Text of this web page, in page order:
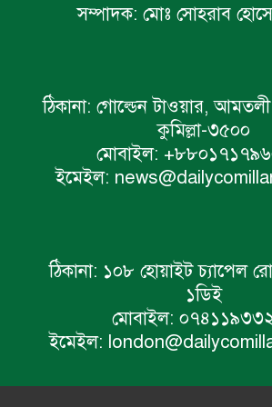
সম্পাদক: মোঃ সোহরাব
ঠিকানা: গোল্ডেন টাওয়ার,
কুমিল্লা-৩৫০০
মোবাইল:
ইমেইল:
ঠিকানা: ১০৮ হোয়াইট চ্যাপেল
১ডিই
মোবাইল:
ইমেইল: